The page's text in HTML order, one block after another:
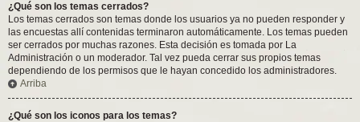
¿Qué son los temas cerrados?
Los temas cerrados son temas donde los usuarios ya no pueden responder y
las encuestas allí contenidas terminaron automáticamente. Los temas pueden
ser cerrados por muchas razones. Esta decisión es tomada por La
Administración o un moderador. Tal vez pueda cerrar sus propios temas
dependiendo de los permisos que le hayan concedido los administradores.
Arriba
¿Qué son los iconos para los temas?